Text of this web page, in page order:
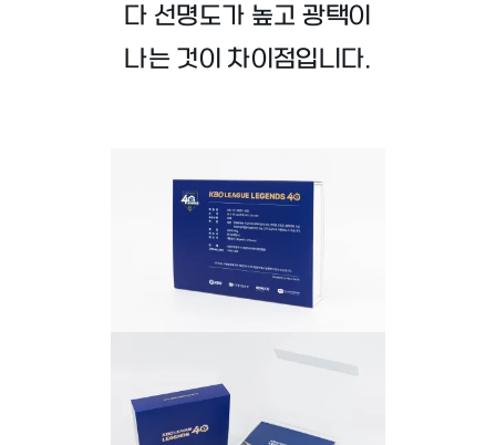
다 선명도가 높고 광택이
나는 것이 차이점입니다.